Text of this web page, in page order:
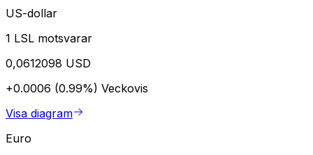
US-dollar
1 LSL motsvarar
0,0612098 USD
+0.0006 (0.99%) Veckovis
Visa diagram
Euro